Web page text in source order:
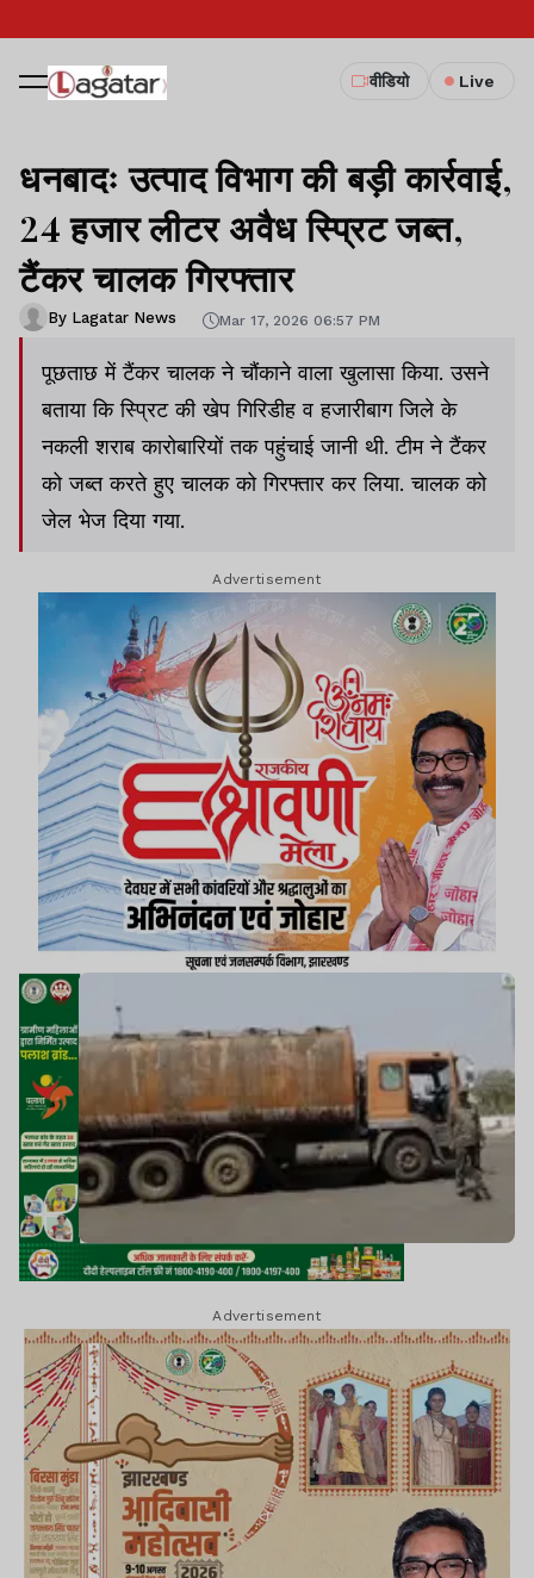
वीडियो Live
धनबादः उत्पाद विभाग की बड़ी कार्रवाई,
24 हजार लीटर अवैध स्प्रिट जब्त,
टैंकर चालक गिरफ्तार
By Lagatar News Mar 17, 2026 06:57 PM
पूछताछ में टैंकर चालक ने चौंकाने वाला खुलासा किया. उसने
बताया कि स्प्रिट की खेप गिरिडीह व हजारीबाग जिले के
नकली शराब कारोबारियों तक पहुंचाई जानी थी. टीम ने टैंकर
को जब्त करते हुए चालक को गिरफ्तार कर लिया. चालक को
जेल भेज दिया गया.
Advertisement
Advertisement